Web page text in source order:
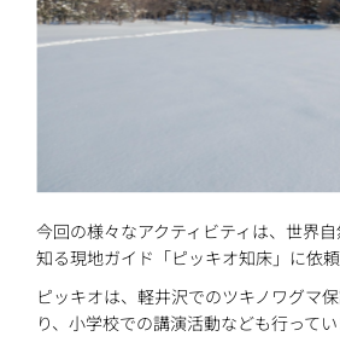
今回の様々なアクティビティは、世界
知る現地ガイド「ピッキオ知床」に依頼
ピッキオは、軽井沢でのツキノワグマ
り、小学校での講演活動なども行ってい